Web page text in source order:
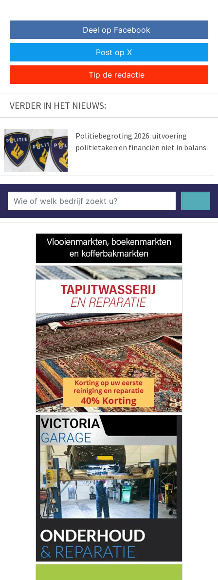
Deel op Facebook
Post op X
Tip de redactie
VERDER IN HET NIEUWS:
Politiebegroting 2026: uitvoering
politietaken en financiën niet in balans